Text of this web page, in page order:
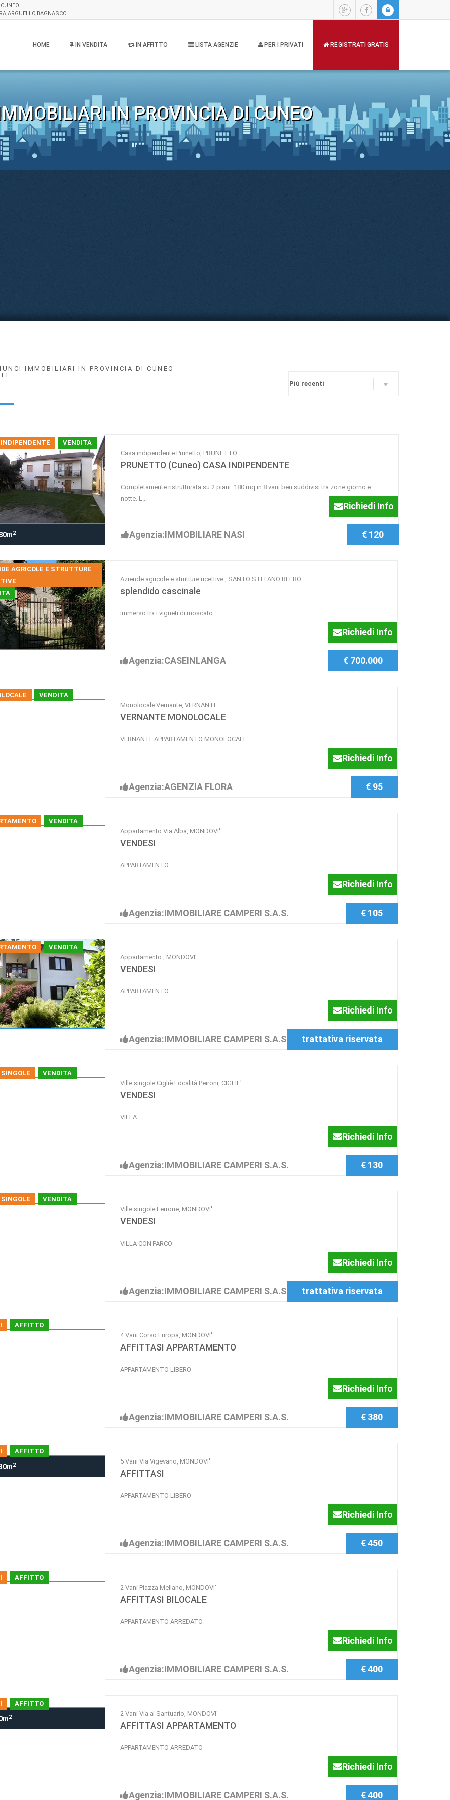
HOME IN VENDITA IN AFFITTO LISTA AGENZIE PER I PRIVATI REGISTRATI GRATIS
IN PROVINCIA DI CUNEO
IMMOBILIARI IN PROVINCIA DI CUNEO
VENDITA
2
Casa indipendente Prunetto, PRUNETTO
PRUNETTO (Cuneo) CASA INDIPENDENTE
Completamente ristrutturata su 2 piani. 180 mq in 8 vani ben suddivisi tra zone giorno e
notte. L...
Richiedi Info
Agenzia:IMMOBILIARE NASI € 120
AGRICOLE E STRUTTURE
Aziende agricole e strutture ricettive , SANTO STEFANO BELBO
splendido cascinale
immerso tra i vigneti di moscato
Richiedi Info
Agenzia:CASEINLANGA € 700.000
VENDITA
Monolocale Vernante, VERNANTE
VERNANTE MONOLOCALE
VERNANTE APPARTAMENTO MONOLOCALE
Richiedi Info
Agenzia:AGENZIA FLORA € 95
VENDITA
Appartamento Via Alba, MONDOVI'
VENDESI
APPARTAMENTO
Richiedi Info
Agenzia:IMMOBILIARE CAMPERI S.A.S. € 105
VENDITA
Appartamento , MONDOVI'
VENDESI
APPARTAMENTO
Richiedi Info
Agenzia:IMMOBILIARE CAMPERI S.A.S. trattativa riservata
VENDITA
Ville singole Cigliè Località Peironi, CIGLIE'
VENDESI
VILLA
Richiedi Info
Agenzia:IMMOBILIARE CAMPERI S.A.S. € 130
VENDITA
Ville singole Ferrone, MONDOVI'
VENDESI
VILLA CON PARCO
Richiedi Info
Agenzia:IMMOBILIARE CAMPERI S.A.S. trattativa riservata
AFFITTO
4 Vani Corso Europa, MONDOVI'
AFFITTASI APPARTAMENTO
APPARTAMENTO LIBERO
Richiedi Info
Agenzia:IMMOBILIARE CAMPERI S.A.S. € 380
AFFITTO
2 5 Vani Via Vigevano, MONDOVI'
AFFITTASI
APPARTAMENTO LIBERO
Richiedi Info
Agenzia:IMMOBILIARE CAMPERI S.A.S. € 450
AFFITTO
2 Vani Piazza Mellano, MONDOVI'
AFFITTASI BILOCALE
APPARTAMENTO ARREDATO
Richiedi Info
Agenzia:IMMOBILIARE CAMPERI S.A.S. € 400
AFFITTO
2 2 Vani Via al Santuario, MONDOVI'
AFFITTASI APPARTAMENTO
APPARTAMENTO ARREDATO
Richiedi Info
Agenzia:IMMOBILIARE CAMPERI S.A.S. € 400